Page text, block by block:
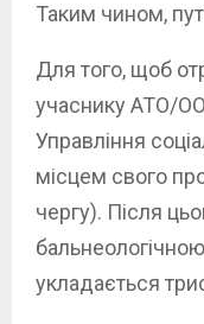
Таким чином,
Для того, щоб
учаснику АТО/
Управління
місцем свого
чергу). Після
укладається